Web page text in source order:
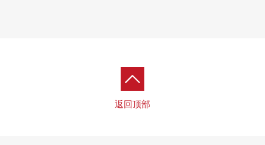
返回顶部